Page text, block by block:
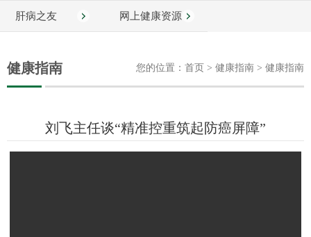
科室介绍
医院服务
教学科研
肝病之友 网上健康资源
健康指南 您的位置：首页 > 健康指南 > 健康指南
刘飞主任谈“精准控重筑起防癌屏障”